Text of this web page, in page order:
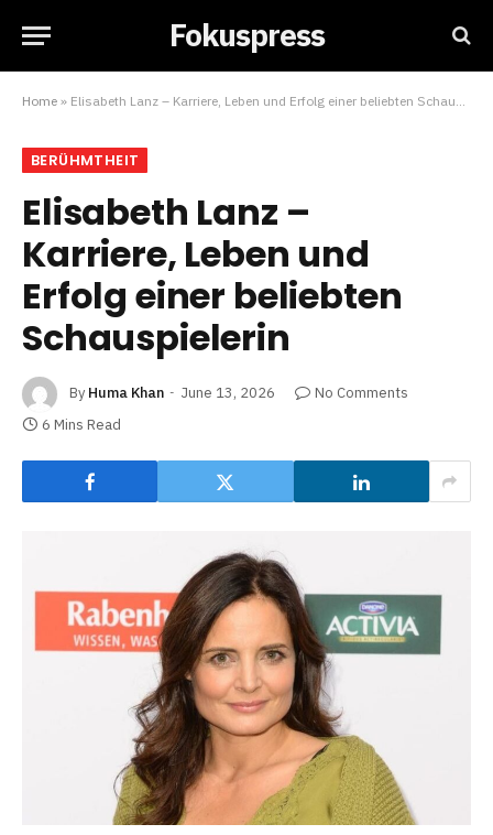
Fokuspress
Home » Elisabeth Lanz – Karriere, Leben und Erfolg einer beliebten Schauspielerin
BERÜHMTHEIT
Elisabeth Lanz –
Karriere, Leben und
Erfolg einer beliebten
Schauspielerin
By Huma Khan June 13, 2026
No Comments
6 Mins Read